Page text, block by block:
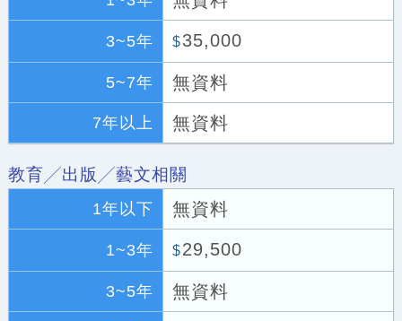
3~5年 $35,000
5~7年 無資料
7年以上 無資料
教育╱出版╱藝文相關
1年以下 無資料
1~3年 $29,500
3~5年 無資料